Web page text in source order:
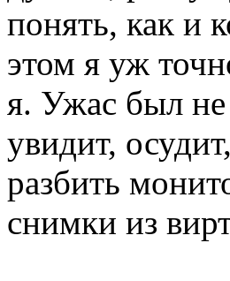
понять, как и
этом я уж
я. Ужас был не
увидит,
разбить
снимки из